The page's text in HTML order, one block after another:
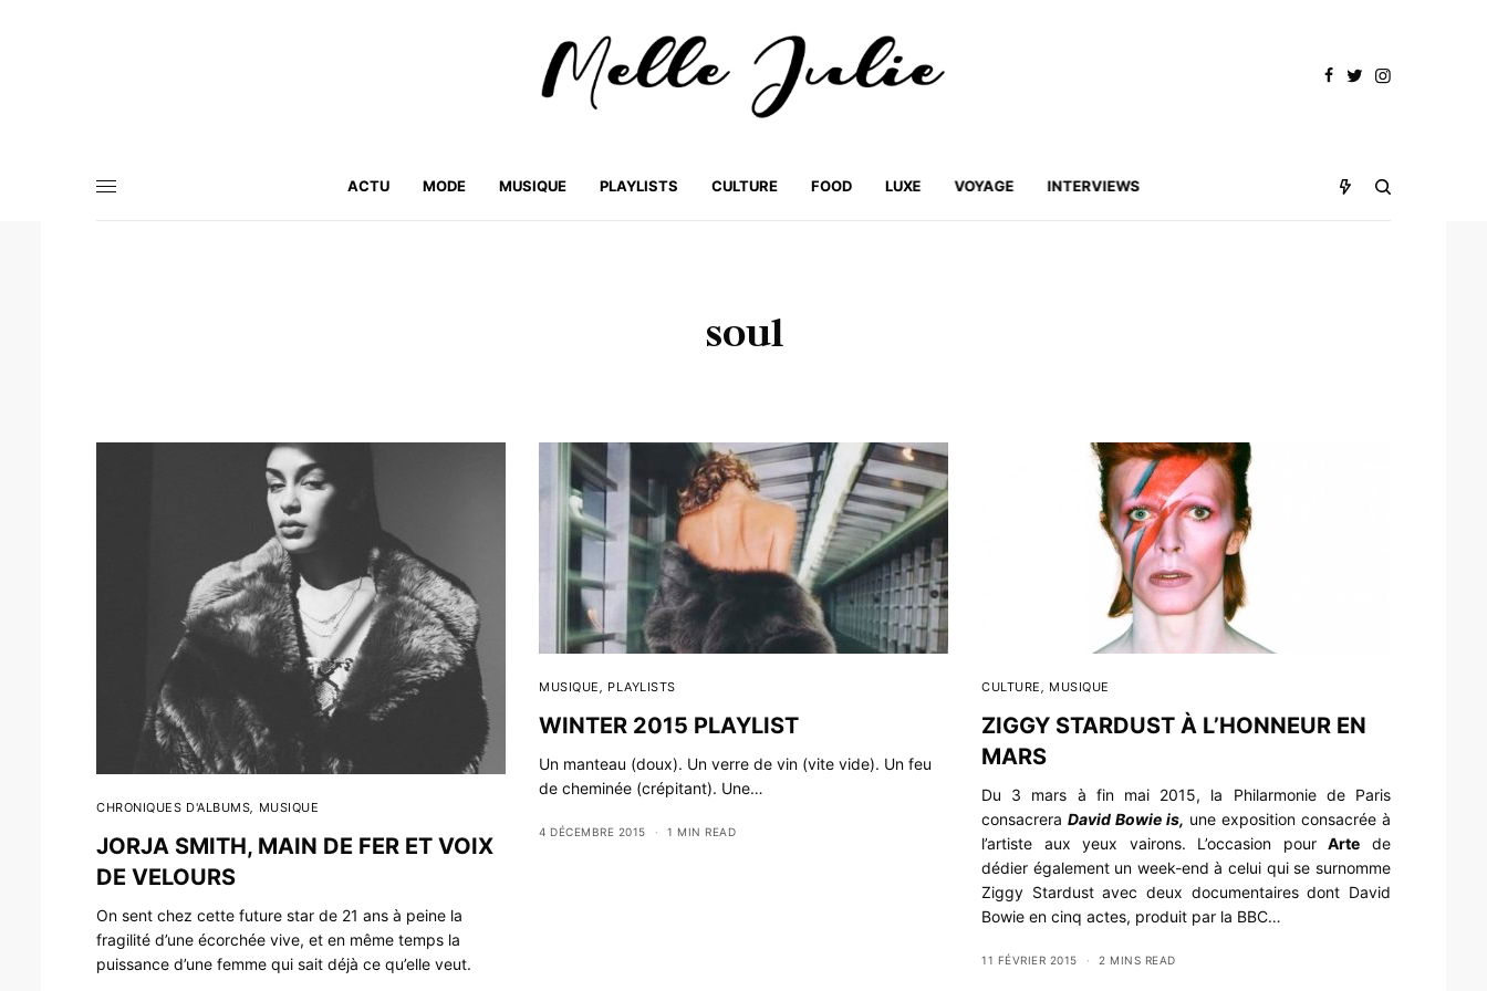
ACTU MODE MUSIQUE PLAYLISTS CULTURE FOOD LUXE VOYAGE INTERVIEWS
soul
CHRONIQUES D'ALBUMS MUSIQUE
JORJA SMITH, MAIN DE FER ET VOIX
DE VELOURS
On sent chez cette future star de 21 ans à peine la
fragilité d’une écorchée vive, et en même temps la
puissance d’une femme qui sait déjà ce qu’elle veut.
MUSIQUE PLAYLISTS
WINTER 2015 PLAYLIST
Un manteau (doux). Un verre de vin (vite vide). Un feu
de cheminée (crépitant). Une…
4 DÉCEMBRE 2015 1 MIN READ
CULTURE MUSIQUE
ZIGGY STARDUST À L’HONNEUR EN
MARS
Du 3 mars à fin mai 2015, la Philarmonie de Paris
consacrera David Bowie is, une exposition consacrée à
l’artiste aux yeux vairons. L’occasion pourArte de
dédier également un week-end à celui qui se surnomme
Ziggy Stardust avec deux documentaires dont David
Bowie en cinq actes, produit par la BBC…
11 FÉVRIER 2015 2 MINS READ